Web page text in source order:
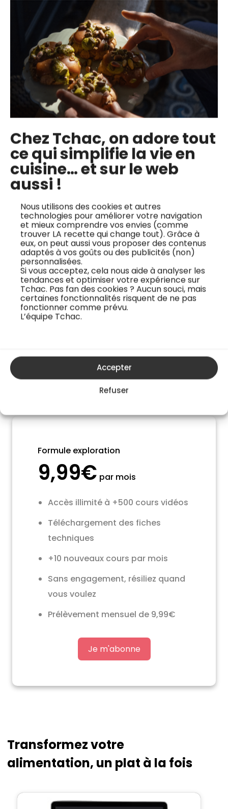
Chez Tchac, on adore tout
ce qui simplifie la vie en
cuisine… et sur le web
aussi !
Nous utilisons des cookies et autres
technologies pour améliorer votre navigation
et mieux comprendre vos envies (comme
trouver LA recette qui change tout). Grâce à
eux, on peut aussi vous proposer des contenus
adaptés à vos goûts ou des publicités (non)
personnalisées.
Si vous acceptez, cela nous aide à analyser les
tendances et optimiser votre expérience sur
Tchac. Pas fan des cookies ? Aucun souci, mais
certaines fonctionnalités risquent de ne pas
fonctionner comme prévu.
L’équipe Tchac.
Accepter
Refuser
Accédez à tous les cours
Pour voir cette recette ainsi que toutes les
autres, choisissez une formule
d’abonnement.
la plus populaire
Formule passion
4€par mois
Essai de 14 jours offert
Accès illimité à +500 cours vidéos
Téléchargement des fiches
techniques
+130 nouveaux cours par an
Engagement 12 mois
1 prélèvement annuel de
Formule exploration
9,99€ par mois
Accès illimité à +500 cours vidéos
Téléchargement des fiches
techniques
+10 nouveaux cours par mois
Sans engagement, résiliez quand
vous voulez
Prélèvement mensuel de 9,99€
Je m'abonne
Transformez votre
alimentation, un plat à la fois